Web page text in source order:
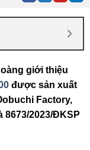
giới thiệu
được sản xuất
Factory,
8673/2023/ĐKSP